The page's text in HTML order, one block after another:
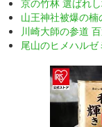
京の竹林 選ばれ
山王神社被爆の楠
川崎大師の参道
尾山のヒメハル